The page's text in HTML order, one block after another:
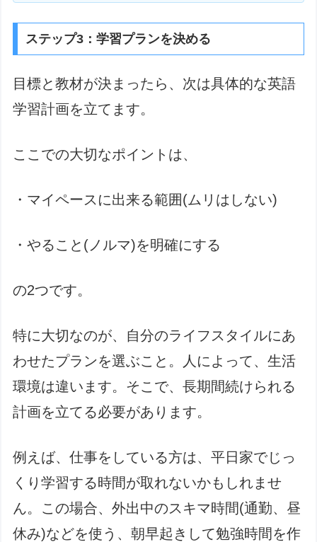
ステップ3：学習プランを決める
目標と教材が決まったら、次は具体的な英語
学習計画を立てます。
ここでの大切なポイントは、
・マイペースに出来る範囲(ムリはしない)
・やること(ノルマ)を明確にする
の2つです。
特に大切なのが、自分のライフスタイルにあ
わせたプランを選ぶこと。人によって、生活
環境は違います。そこで、長期間続けられる
計画を立てる必要があります。
例えば、仕事をしている方は、平日家でじっ
くり学習する時間が取れないかもしれませ
ん。この場合、外出中のスキマ時間(通勤、昼
休み)などを使う、朝早起きして勉強時間を作